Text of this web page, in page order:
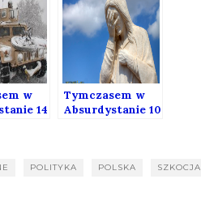
w
14
Tymczasem w
Absurdystanie 10
POLITYKA POLSKA SZKOCJA